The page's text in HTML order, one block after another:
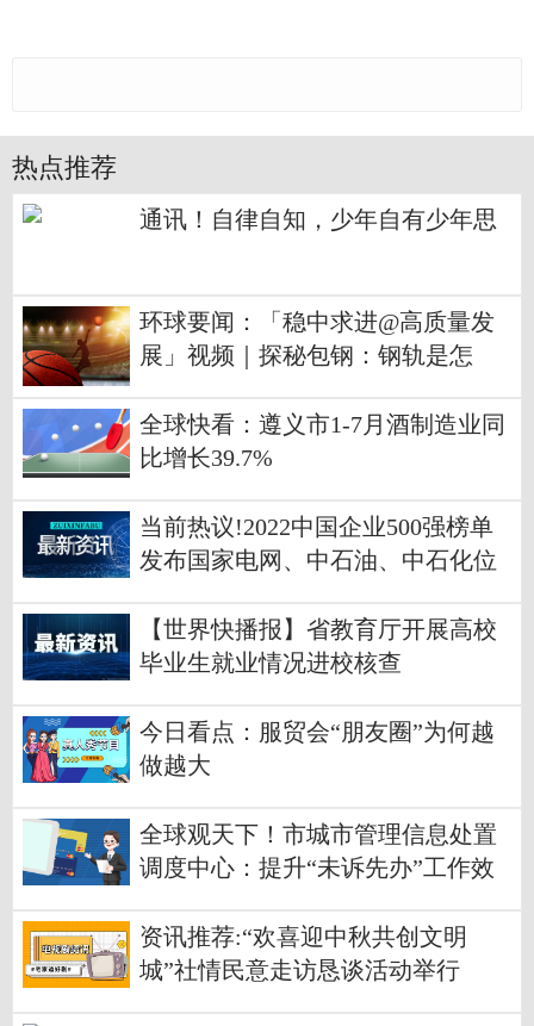
热点推荐
通讯！自律自知，少年自有少年思
环球要闻：「稳中求进@高质量发
展」视频｜探秘包钢：钢轨是怎
全球快看：遵义市1-7月酒制造业同
比增长39.7%
当前热议!2022中国企业500强榜单
发布国家电网、中石油、中石化位
【世界快播报】省教育厅开展高校
毕业生就业情况进校核查
今日看点：服贸会“朋友圈”为何越
做越大
全球观天下！市城市管理信息处置
调度中心：提升“未诉先办”工作效
资讯推荐:“欢喜迎中秋共创文明
城”社情民意走访恳谈活动举行